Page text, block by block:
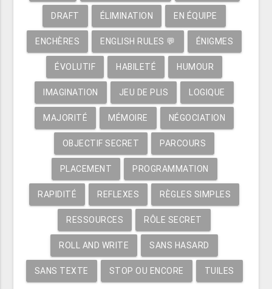
DRAFT ÉLIMINATION EN ÉQUIPE
ENCHÈRES ENGLISH RULES 💬 ÉNIGMES
ÉVOLUTIF HABILETÉ HUMOUR
IMAGINATION JEU DE PLIS LOGIQUE
MAJORITÉ MÉMOIRE NÉGOCIATION
OBJECTIF SECRET PARCOURS
PLACEMENT PROGRAMMATION
RAPIDITÉ REFLEXES RÈGLES SIMPLES
RESSOURCES RÔLE SECRET
ROLL AND WRITE SANS HASARD
SANS TEXTE STOP OU ENCORE TUILES